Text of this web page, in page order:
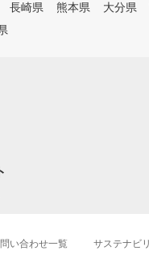
長崎県 熊本県 大分県
い合わせ一覧 サステナビ